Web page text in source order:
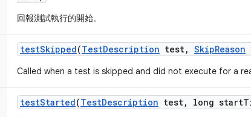
回報測試執行的開始。
testSkipped(TestDescription test, SkipReason
Called when a test is skipped and did not execute for a
testStarted(TestDescription test, long start